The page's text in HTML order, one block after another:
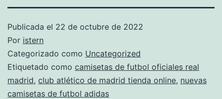
Publicada el 22 de octubre de 2022
Por istern
Categorizado como Uncategorized
Etiquetado como camisetas de futbol oficiales real
madrid, club atlético de madrid tienda online, nuevas
camisetas de futbol adidas